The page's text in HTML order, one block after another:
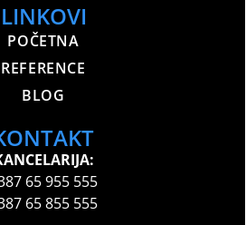
LINKOVI
POČETNA
REFERENCE
BLOG
65 955 555
65 855 555